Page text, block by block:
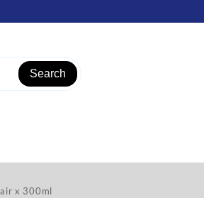
Search
x 300ml